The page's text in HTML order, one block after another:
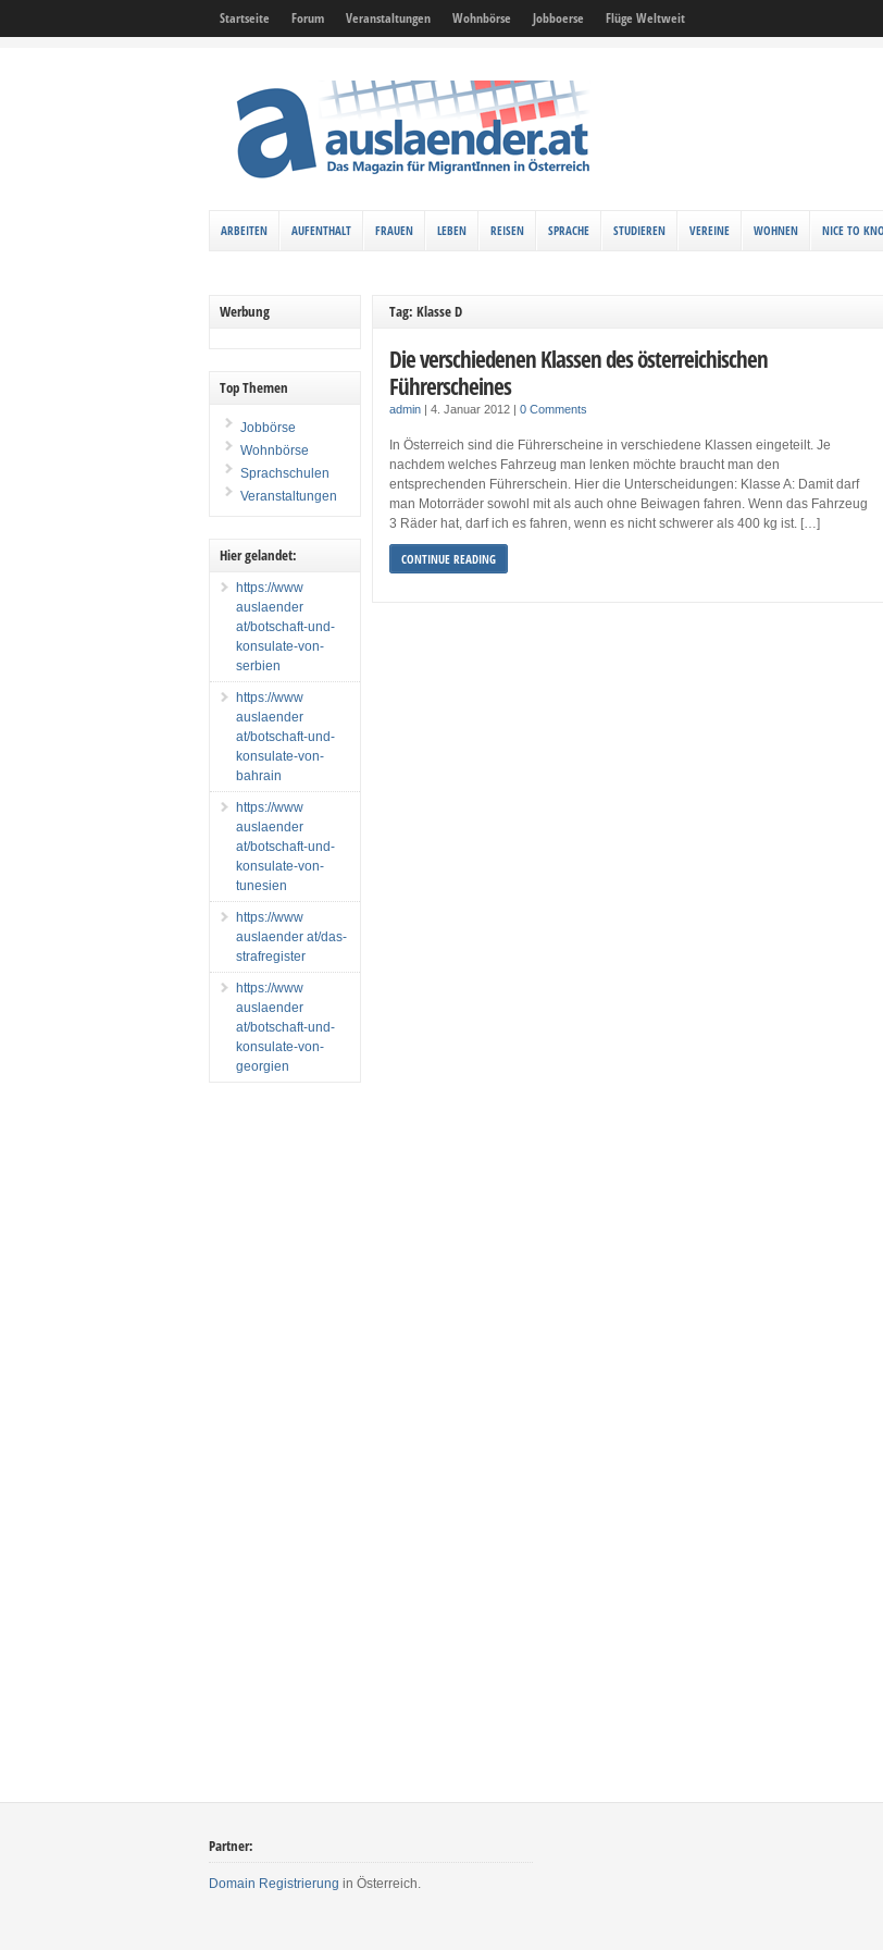
Startseite Forum Veranstaltungen Wohnbörse Jobboerse Flüge Weltweit
ARBEITEN AUFENTHALT FRAUEN LEBEN REISEN SPRACHE STUDIEREN VEREINE WOHNEN NICE TO
Tag: Klasse D
Die verschiedenen Klassen des österreichischen
Führerscheines
admin |4. Januar 2012 |0 Comments
In Österreich sind die Führerscheine in verschiedene Klassen eingeteilt. Je
nachdem welches Fahrzeug man lenken möchte braucht man den
entsprechenden Führerschein. Hier die Unterscheidungen: Klasse A: Damit darf
man Motorräder sowohl mit als auch ohne Beiwagen fahren. Wenn das Fahrzeug
3 Räder hat, darf ich es fahren, wenn es nicht schwerer als 400 kg ist. […]
CONTINUE READING
Werbung
Top Themen
Jobbörse
Wohnbörse
Sprachschulen
Veranstaltungen
Hier gelandet:
https://www
auslaender
at/botschaft-und-
konsulate-von-
serbien
https://www
auslaender
at/botschaft-und-
konsulate-von-
bahrain
https://www
auslaender
at/botschaft-und-
konsulate-von-
tunesien
https://www
auslaender at/das-
strafregister
https://www
auslaender
at/botschaft-und-
konsulate-von-
georgien
Partner:
Domain Registrierung in Österreich.